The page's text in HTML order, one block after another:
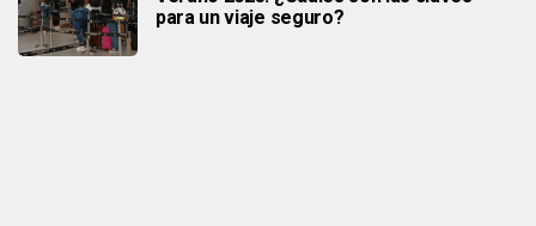
para un viaje seguro?